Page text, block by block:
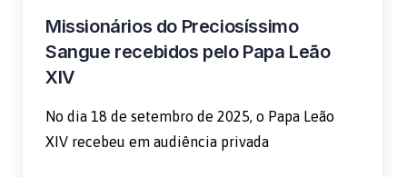
Missionários do Preciosíssimo
Sangue recebidos pelo Papa Leão
XIV
No dia 18 de setembro de 2025, o Papa Leão
XIV recebeu em audiência privada